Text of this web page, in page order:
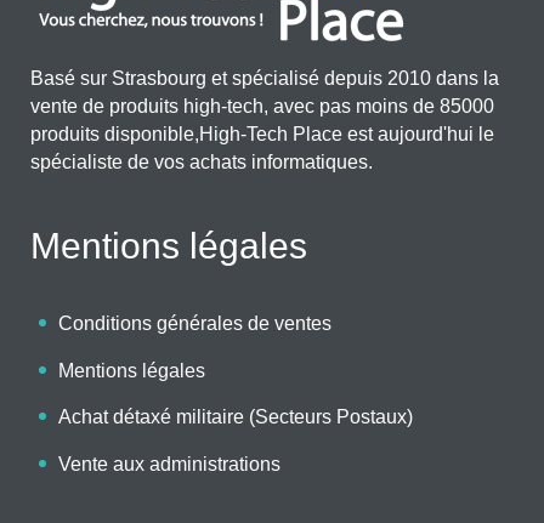
Basé sur Strasbourg et spécialisé depuis 2010 dans la
vente de produits high-tech, avec pas moins de 85000
produits disponible,High-Tech Place est aujourd'hui le
spécialiste de vos achats informatiques.
Mentions légales
Conditions générales de ventes
Mentions légales
Achat détaxé militaire (Secteurs Postaux)
Vente aux administrations